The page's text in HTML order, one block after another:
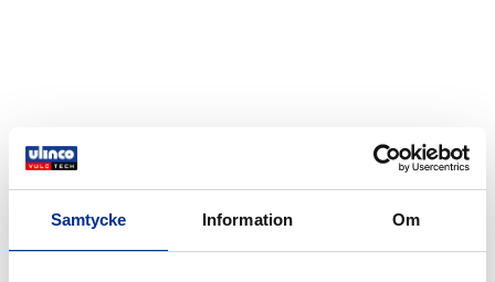
Samtycke Information Om